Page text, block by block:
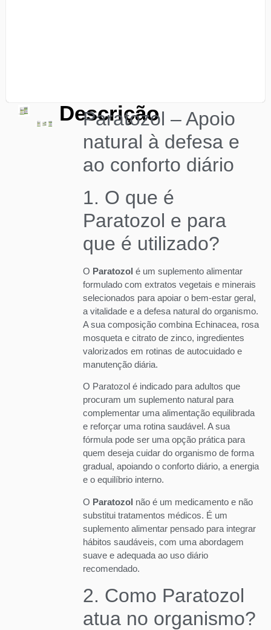
Descrição
Paratozol – Apoio
natural à defesa e
ao conforto diário
1. O que é
Paratozol e para
que é utilizado?
O Paratozol é um suplemento alimentar
formulado com extratos vegetais e minerais
selecionados para apoiar o bem-estar geral,
a vitalidade e a defesa natural do organismo.
A sua composição combina Echinacea, rosa
mosqueta e citrato de zinco, ingredientes
valorizados em rotinas de autocuidado e
manutenção diária.
O Paratozol é indicado para adultos que
procuram um suplemento natural para
complementar uma alimentação equilibrada
e reforçar uma rotina saudável. A sua
fórmula pode ser uma opção prática para
quem deseja cuidar do organismo de forma
gradual, apoiando o conforto diário, a energia
e o equilíbrio interno.
O Paratozol não é um medicamento e não
substitui tratamentos médicos. É um
suplemento alimentar pensado para integrar
hábitos saudáveis, com uma abordagem
suave e adequada ao uso diário
recomendado.
2. Como Paratozol
atua no organismo?